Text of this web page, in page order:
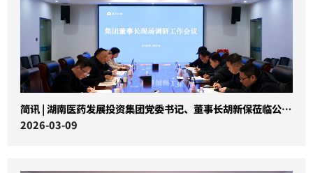
简讯 | 湖南医药发展投资集团党委书记、董事长胡新保莅临公司调研
2026-03-09